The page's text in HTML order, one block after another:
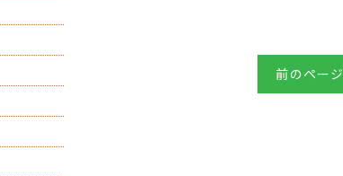
前のページ